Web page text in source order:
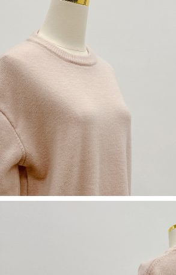
AFTEE。
若您對於個人資料之處理、利用有任何疑問，或欲
繫恩沛科技股份有限公司。若您不同意我們將上開
要之購買訂單資訊提供予 AFTEE ，或讓 AFTEE 蒐
料，請勿選用本服務。